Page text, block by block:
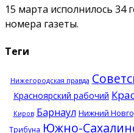
15 марта исполнилось 34
номера газеты.
Теги
Нижегородская правда
Красноярский рабочий
Киров Барнаул Нижний
Трибуна Южно-